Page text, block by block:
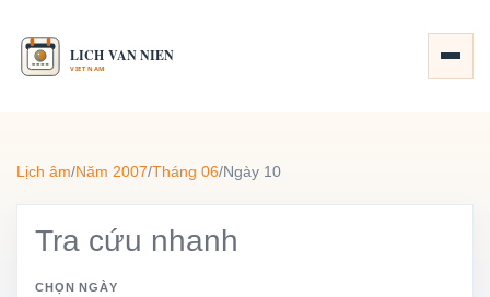
Lịch âm/Năm 2007/Tháng 06/Ngày 10
Tra cứu nhanh
CHỌN NGÀY